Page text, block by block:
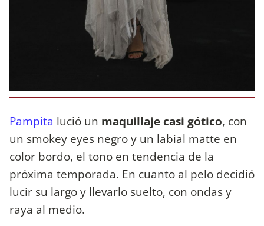
Pampita lució un maquillaje casi gótico, con
un smokey eyes negro y un labial matte en
color bordo, el tono en tendencia de la
próxima temporada. En cuanto al pelo decidió
lucir su largo y llevarlo suelto, con ondas y
raya al medio.